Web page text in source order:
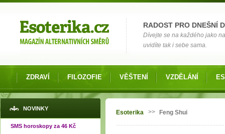
RADOST PRO DNEŠNÍ
Dívejte se na každého jako
uvidíte tak i sebe sama.
ZDRAVÍ FILOZOFIE VĚŠTENÍ VZDĚLÁNÍ
NOVINKY
SMS horoskopy za 46 Kč
Jste zde
Esoterika >> Feng Shui